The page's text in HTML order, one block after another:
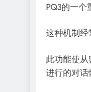
PQ3的一个
这种机制经
此功能使
进行的对话